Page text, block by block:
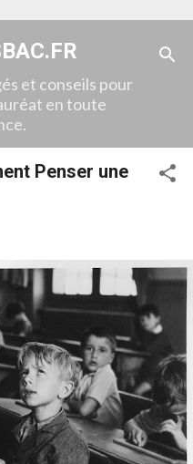
principal
et conseils pour
en toute
Penser une